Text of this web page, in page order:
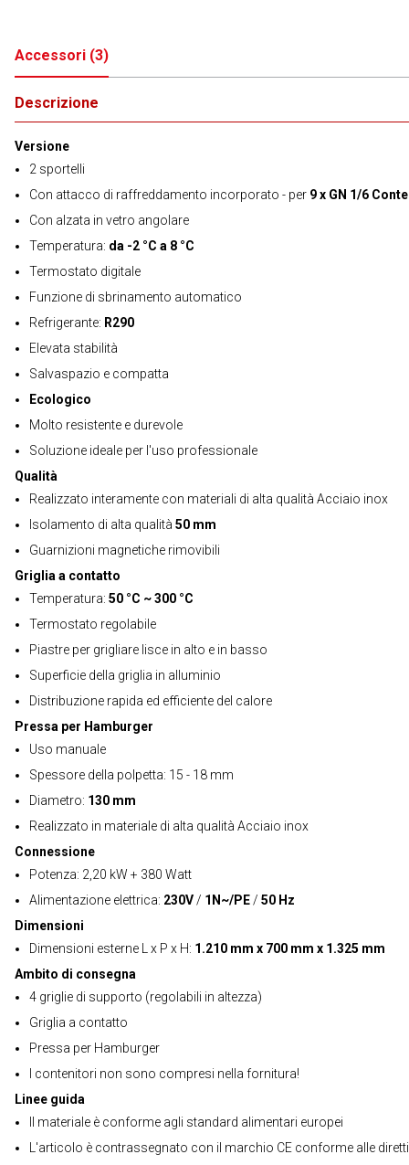
Accessori (3)
Descrizione
Versione
2 sportelli
Con attacco di raffreddamento incorporato - per 9 x GN 1/6
Con alzata in vetro angolare
Temperatura: da -2 °C a 8 °C
Termostato digitale
Funzione di sbrinamento automatico
Refrigerante: R290
Elevata stabilità
Salvaspazio e compatta
Ecologico
Molto resistente e durevole
Soluzione ideale per l'uso professionale
Qualità
Realizzato interamente con materiali di alta qualità Acciaio inox
Isolamento di alta qualità 50 mm
Guarnizioni magnetiche rimovibili
Griglia a contatto
Temperatura: 50 °C ~ 300 °C
Termostato regolabile
Piastre per grigliare lisce in alto e in basso
Superficie della griglia in alluminio
Distribuzione rapida ed efficiente del calore
Pressa per Hamburger
Uso manuale
Spessore della polpetta: 15 - 18 mm
Diametro: 130 mm
Realizzato in materiale di alta qualità Acciaio inox
Connessione
Potenza: 2,20 kW + 380 Watt
Alimentazione elettrica: 230V / 1N~/PE / 50 Hz
Dimensioni
Dimensioni esterne L x P x H: 1.210 mm x 700 mm x 1.325 mm
Ambito di consegna
4 griglie di supporto (regolabili in altezza)
Griglia a contatto
Pressa per Hamburger
I contenitori non sono compresi nella fornitura!
Linee guida
Il materiale è conforme agli standard alimentari europei
L'articolo è contrassegnato con il marchio CE conforme alle